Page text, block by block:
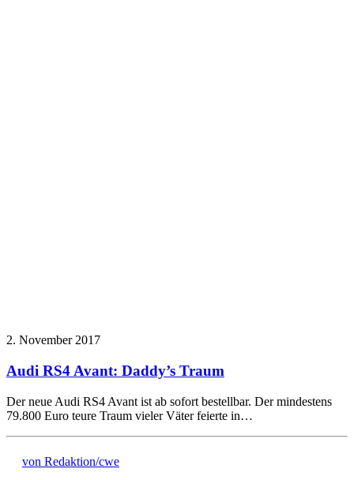
2. November 2017
Audi RS4 Avant: Daddy’s Traum
Der neue Audi RS4 Avant ist ab sofort bestellbar. Der mindestens
79.800 Euro teure Traum vieler Väter feierte in…
von Redaktion/cwe